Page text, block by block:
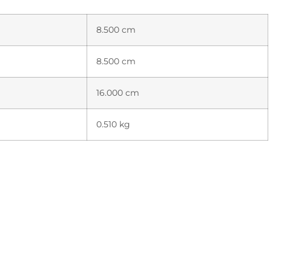
8.500 cm
8.500 cm
16.000 cm
0.510 kg